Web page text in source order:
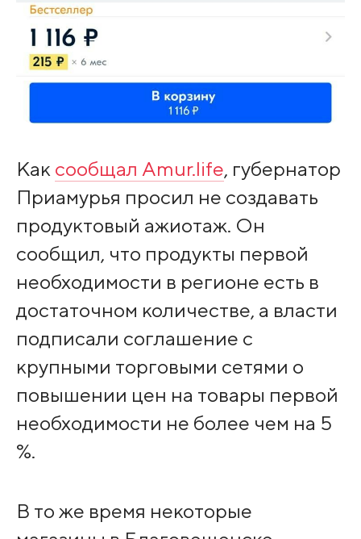
Как сообщал Amur.life, губернатор
Приамурья просил не создавать
продуктовый ажиотаж. Он
сообщил, что продукты первой
необходимости в регионе есть в
достаточном количестве, а власти
подписали соглашение с
крупными торговыми сетями о
повышении цен на товары первой
необходимости не более чем на 5
%.
В то же время некоторые